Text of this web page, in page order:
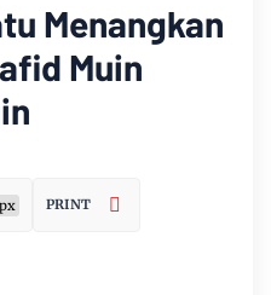
Menangkan
Muin
PRINT